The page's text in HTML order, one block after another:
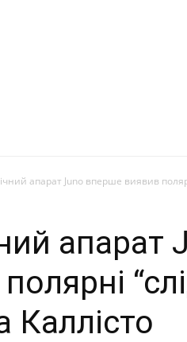
апарат Juno вперше виявив
апарат
Каллісто